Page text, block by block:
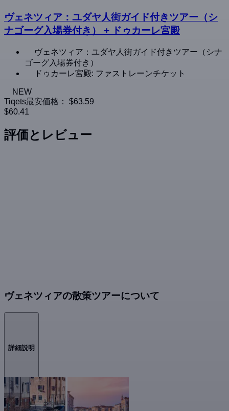
ヴェネツィア：ユダヤ人街ガイド付きツアー（シ
ナゴーグ入場券付き） + ドゥカーレ宮殿
ヴェネツィア：ユダヤ人街ガイド付きツアー（シナ
ゴーグ入場券付き）
ドゥカーレ宮殿: ファストレーンチケット
NEW
Tiqets最安価格：
$63.59
$60.41
評価とレビュー
ヴェネツィアの散策ツアーについて
詳細説明